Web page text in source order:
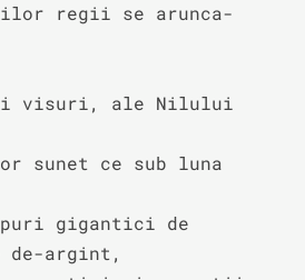
regii se arunca-
visuri, ale Nilului
sunet ce sub luna
gigantici de
argint,